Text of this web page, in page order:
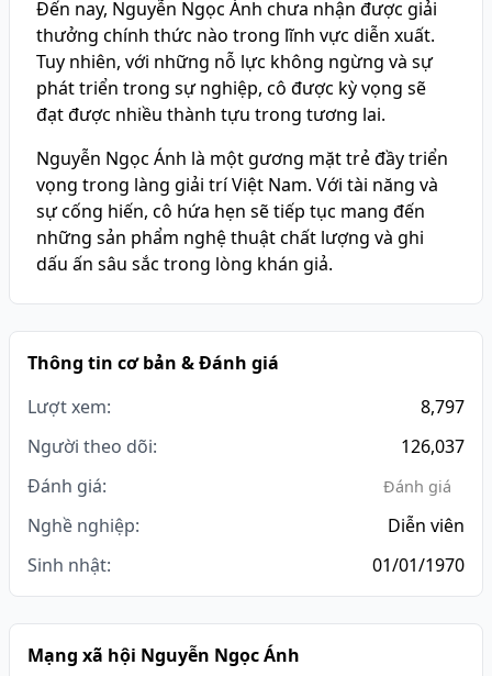
Đến nay, Nguyễn Ngọc Ánh chưa nhận được giải
thưởng chính thức nào trong lĩnh vực diễn xuất.
Tuy nhiên, với những nỗ lực không ngừng và sự
phát triển trong sự nghiệp, cô được kỳ vọng sẽ
đạt được nhiều thành tựu trong tương lai.
Nguyễn Ngọc Ánh là một gương mặt trẻ đầy triển
vọng trong làng giải trí Việt Nam. Với tài năng và
sự cống hiến, cô hứa hẹn sẽ tiếp tục mang đến
những sản phẩm nghệ thuật chất lượng và ghi
dấu ấn sâu sắc trong lòng khán giả.
Thông tin cơ bản & Đánh giá
Lượt xem:
8,797
Người theo dõi:
126,037
Đánh giá:
Đánh giá
Nghề nghiệp:
Diễn viên
Sinh nhật:
01/01/1970
Mạng xã hội Nguyễn Ngọc Ánh